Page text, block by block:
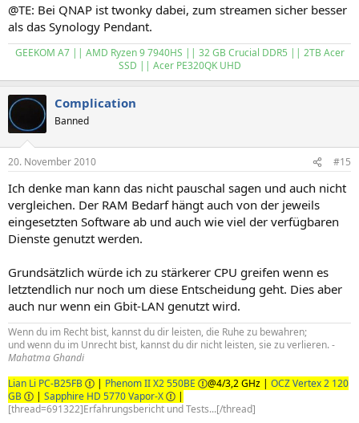
@TE: Bei QNAP ist twonky dabei, zum streamen sicher besser
als das Synology Pendant.
GEEKOM A7 || AMD Ryzen 9 7940HS || 32 GB Crucial DDR5 || 2TB Acer
SSD || Acer PE320QK UHD
Complication
Banned
20. November 2010 #15
Ich denke man kann das nicht pauschal sagen und auch nicht
vergleichen. Der RAM Bedarf hängt auch von der jeweils
eingesetzten Software ab und auch wie viel der verfügbaren
Dienste genutzt werden.
Grundsätzlich würde ich zu stärkerer CPU greifen wenn es
letztendlich nur noch um diese Entscheidung geht. Dies aber
auch nur wenn ein Gbit-LAN genutzt wird.
Wenn du im Recht bist, kannst du dir leisten, die Ruhe zu bewahren;
und wenn du im Unrecht bist, kannst du dir nicht leisten, sie zu verlieren. -
Mahatma Ghandi
Lian Li PC-B25FB
| Phenom II X2 550BE @4/3,2 GHz | OCZ Vertex 2 120
GB
| Sapphire HD 5770 Vapor-X
|
[thread=691322]Erfahrungsbericht und Tests...[/thread]